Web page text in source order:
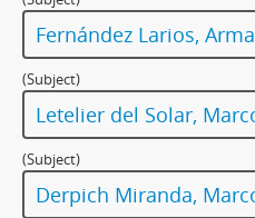
Fernández Larios,
(Subject)
Letelier del Solar,
(Subject)
Derpich Miranda,